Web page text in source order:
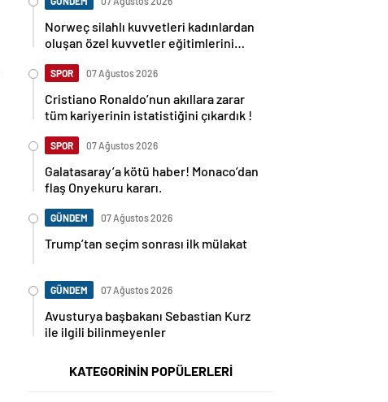
Norweç silahlı kuvvetleri kadınlardan
oluşan özel kuvvetler eğitimlerini
SPOR 07 Ağustos 2026
Cristiano Ronaldo’nun akıllara zarar
tüm kariyerinin istatistiğini çıkardık !
SPOR 07 Ağustos 2026
Galatasaray’a kötü haber! Monaco’dan
flaş Onyekuru kararı.
GÜNDEM 07 Ağustos 2026
Trump’tan seçim sonrası ilk mülakat
GÜNDEM 07 Ağustos 2026
Avusturya başbakanı Sebastian Kurz
ile ilgili bilinmeyenler
KATEGORİNİN POPÜLERLERİ